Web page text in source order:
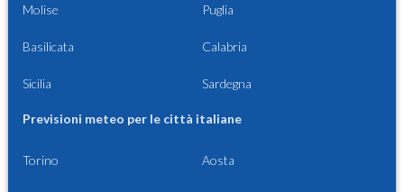
Molise Puglia
Basilicata Calabria
Sicilia Sardegna
Previsioni meteo per le città italiane
Torino Aosta